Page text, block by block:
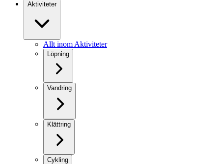
Aktiviteter
Allt inom Aktiviteter
Löpning
Vandring
Klättring
Cykling